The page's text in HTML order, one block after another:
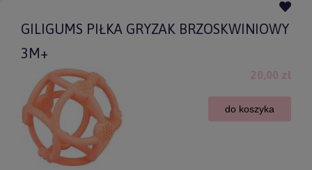
GILIGUMS PIŁKA GRYZAK BRZOSKWINIOWY
3M+
20,00 zł
do koszyka